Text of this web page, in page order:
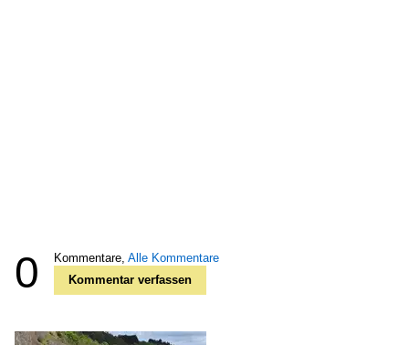
0 Kommentare, Alle Kommentare
Kommentar verfassen